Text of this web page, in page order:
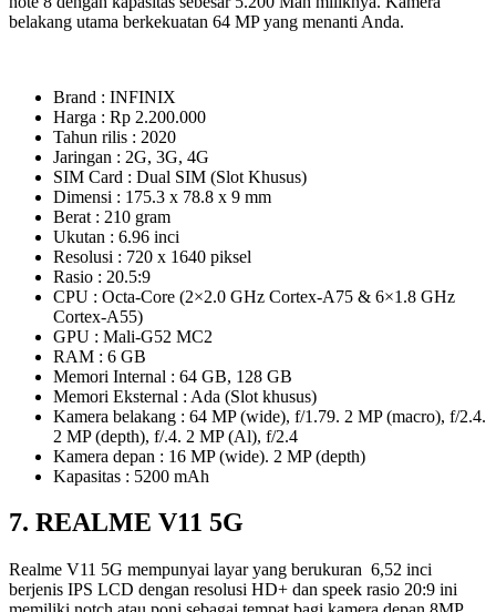
belakang utama berkekuatan 64 MP yang menanti Anda.
Brand : INFINIX
Harga : Rp 2.200.000
Tahun rilis : 2020
Jaringan : 2G, 3G, 4G
SIM Card : Dual SIM (Slot Khusus)
Dimensi : 175.3 x 78.8 x 9 mm
Berat : 210 gram
Ukutan : 6.96 inci
Resolusi : 720 x 1640 piksel
Rasio : 20.5:9
CPU : Octa-Core (2×2.0 GHz Cortex-A75 & 6×1.8 GHz
Cortex-A55)
GPU : Mali-G52 MC2
RAM : 6 GB
Memori Internal : 64 GB, 128 GB
Memori Eksternal : Ada (Slot khusus)
Kamera belakang : 64 MP (wide), f/1.79. 2 MP (macro), f/2.4.
2 MP (depth), f/.4. 2 MP (Al), f/2.4
Kamera depan : 16 MP (wide). 2 MP (depth)
Kapasitas : 5200 mAh
7. REALME V11 5G
Realme V11 5G mempunyai layar yang berukuran 6,52 inci
berjenis IPS LCD dengan resolusi HD+ dan speek rasio 20:9 ini